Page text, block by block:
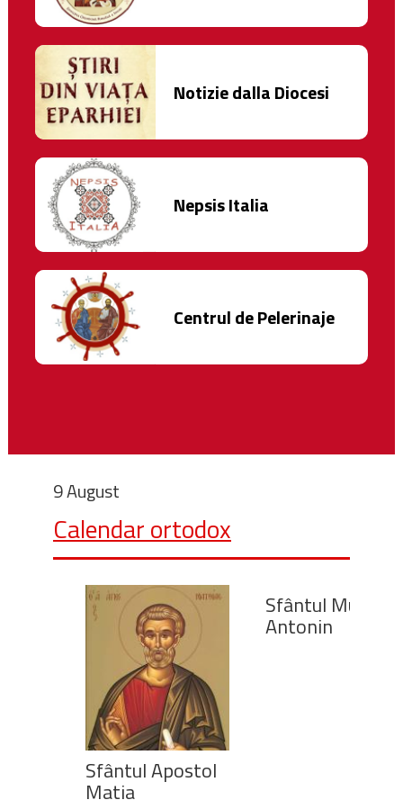
Notizie dalla Diocesi
Nepsis Italia
Centrul de Pelerinaje
9 August
Calendar ortodox
Sfântul Apostol
Matia
Sfântul Mucenic
Antonin